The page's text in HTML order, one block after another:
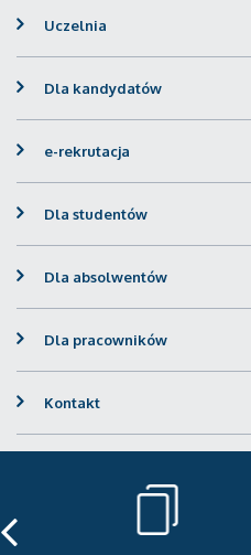
Uczelnia
Dla kandydatów
e-rekrutacja
Dla studentów
Dla absolwentów
Dla pracowników
Kontakt